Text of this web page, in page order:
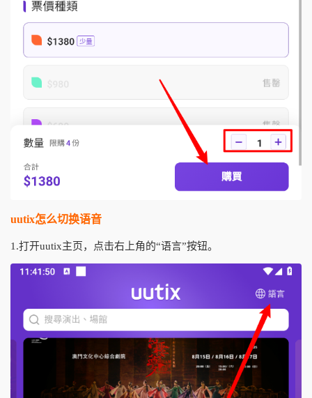
uutix怎么切换语音
1.打开uutix主页，点击右上角的“语言”按钮。